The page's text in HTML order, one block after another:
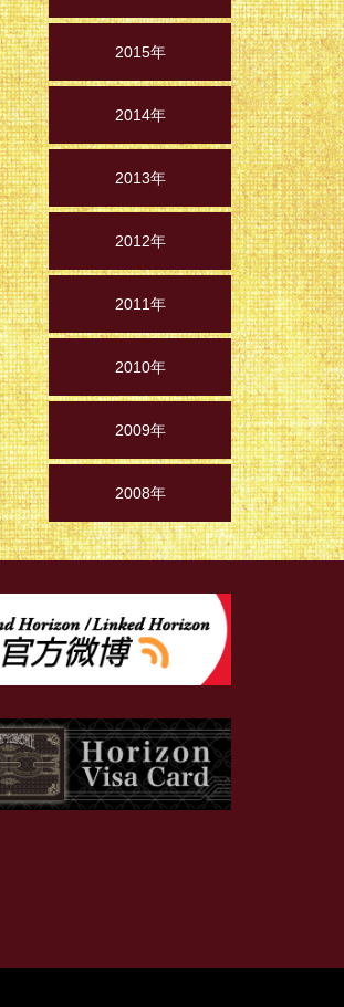
2015年
2014年
2013年
2012年
2011年
2010年
2009年
2008年